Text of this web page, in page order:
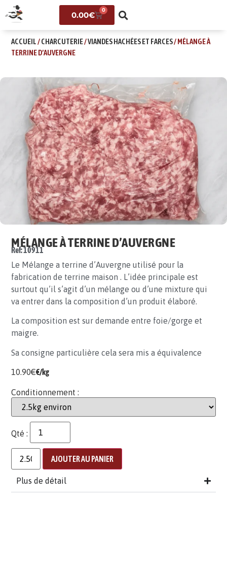
0.00€
0
ACCUEIL/CHARCUTERIE/VIANDES HACHÉES ET FARCES/ MÉLANGE À
TERRINE D’AUVERGNE
MÉLANGE À TERRINE D’AUVERGNE
Ref: 10911
Le Mélange a terrine d’Auvergne utilisé pour la
fabrication de terrine maison . L’idée principale est
surtout qu’il s’agit d’un mélange ou d’une mixture qui
va entrer dans la composition d’un produit élaboré.
La composition est sur demande entre foie/gorge et
maigre.
Sa consigne particulière cela sera mis a équivalence
10.90€€/kg
Conditionnement :
Qté :
AJOUTER AU PANIER
Plus de détail